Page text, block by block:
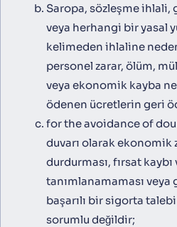
Saropa, sözleşme ihlali,
veya herhangi bir yasal
kelimeden ihlaline
personel zarar, ölüm,
veya ekonomik kayba
ödenen ücretlerin geri
for the avoidance of
duvarı olarak ekonomik
durdurması, fırsat kaybı
tanımlanamaması veya
başarılı bir sigorta
sorumlu değildir;